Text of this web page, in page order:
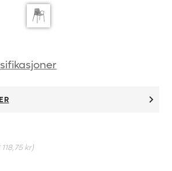
118,75 kr)